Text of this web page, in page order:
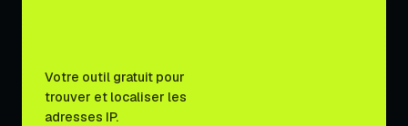
Votre outil gratuit pour
trouver et localiser les
adresses IP.